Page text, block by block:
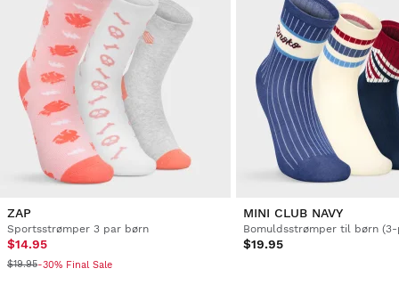
ZAP
Sportsstrømper 3 par børn
$14.95
$19.95-30% Final Sale
MINI CLUB NAVY
Bomuldsstrømper til børn (3-
$19.95